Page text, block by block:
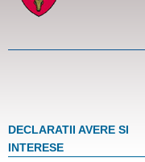
DECLARATII AVERE SI
INTERESE